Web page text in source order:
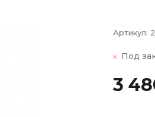
Артикул:
Под
3